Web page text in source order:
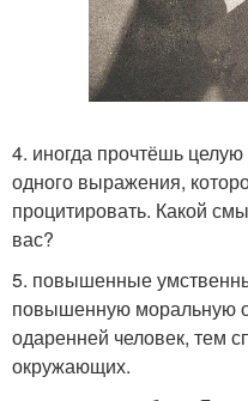
4. иногда прочтёшь
одного выражения,
процитировать. Какой
вас?
5. повышенные
повышенную моральную
одаренней человек, тем
окружающих.